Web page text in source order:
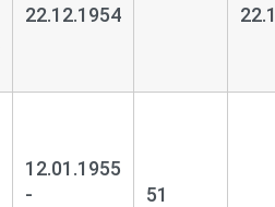
22.12.1954
12.01.1955
-
51